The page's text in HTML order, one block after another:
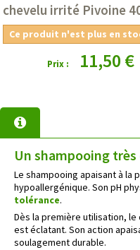
chevelu irrité Pivoine
Ce produit n'est plus en
Prix : 11,50 €
Un shampooing très
Le shampooing apaisant à la
hypoallergénique. Son pH
tolérance.
Dès la première utilisation,
est éclatant. Son action
soulagement durable.